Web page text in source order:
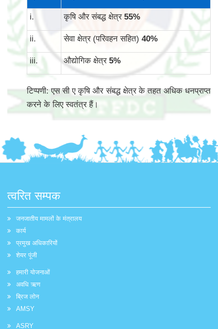
i. कृषि और संबद्ध क्षेत्र 55%
ii. सेवा क्षेत्र (परिवहन सहित) 40%
iii. औद्योगिक क्षेत्र 5%
टिप्पणी: एस सी ए कृषि और संबद्ध क्षेत्र के तहत अधिक धनप्राप्त
करने के लिए स्वतंत्र हैं।
त्वरित सम्पक
जनजातीय मामलों के मंत्रालय
कार्य
प्रमुख अधिकारियों
शेयर पूंजी
हमारी योजनाओं
अवधि ऋण
ब्रिज लोन
AMSY
ASRY